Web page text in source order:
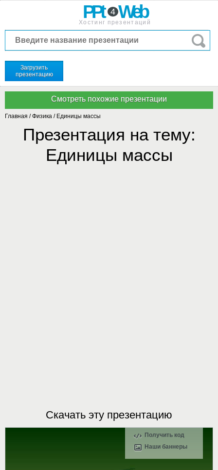
PPt 4 Web
Хостинг презентаций
Загрузить
презентацию
Главная /Физика / Единицы массы
Презентация на тему:
Единицы массы
Скачать эту презентацию
Получить код
Наши баннеры